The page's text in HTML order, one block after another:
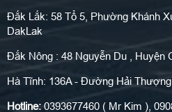
Đắk Lắk: 58 Tổ 5, Phường Khánh
DakLak
Đắk Nông : 48 Nguyễn Du , Huyện
Hà Tĩnh: 136A - Đường Hải
Hotline: 0393677460 ( Mr Kim ),